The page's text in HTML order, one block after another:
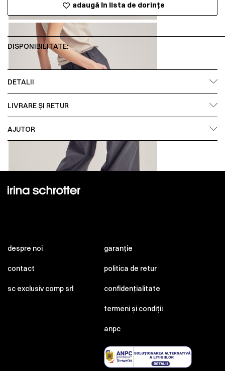
adaugă în lista de dorințe
DISPONIBILITATE:
DETALII
LIVRARE ȘI RETUR
AJUTOR
despre noi
contact
sc exclusiv comp srl
garanție
politica de retur
confidențialitate
termeni și condiții
anpc